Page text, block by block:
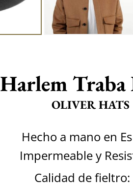
Harlem Traba
OLIVER HATS
Hecho a mano en
Impermeable y
Calidad de fieltro: